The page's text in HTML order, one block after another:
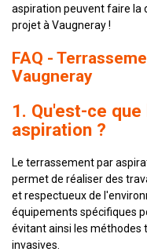
aspiration peuvent faire la
projet à Vaugneray !
FAQ -
Vaugneray
1. Qu'est-ce
aspiration ?
Le terrassement par
permet de réaliser des
et respectueux de
équipements spécifiques
évitant ainsi les méthodes
invasives.